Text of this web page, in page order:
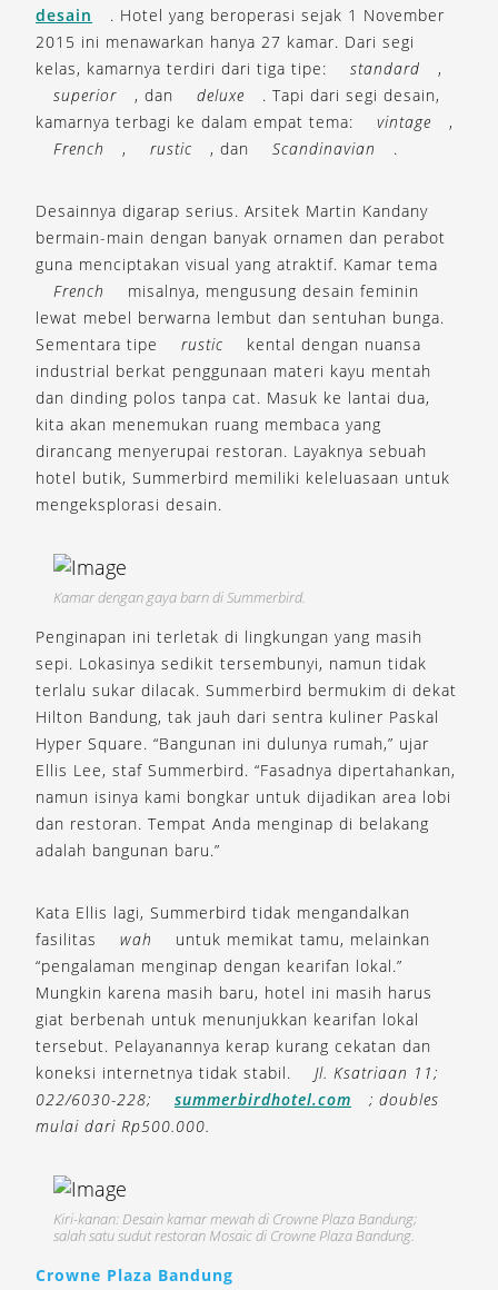
desain
. Hotel yang beroperasi sejak 1 November
2015 ini menawarkan hanya 27 kamar. Dari segi
kelas, kamarnya terdiri dari tiga tipe:
standard
,
superior
, dan deluxe
. Tapi dari segi desain,
kamarnya terbagi ke dalam empat tema:
vintage
,
French
, rustic , dan Scandinavian .
Desainnya digarap serius. Arsitek Martin Kandany
bermain-main dengan banyak ornamen dan perabot
guna menciptakan visual yang atraktif. Kamar tema
French
misalnya, mengusung desain feminin
lewat mebel berwarna lembut dan sentuhan bunga.
Sementara tipe
rustic
kental dengan nuansa
industrial berkat penggunaan materi kayu mentah
dan dinding polos tanpa cat. Masuk ke lantai dua,
kita akan menemukan ruang membaca yang
dirancang menyerupai restoran. Layaknya sebuah
hotel butik, Summerbird memiliki keleluasaan untuk
mengeksplorasi desain.
Kamar dengan gaya barn di Summerbird.
Penginapan ini terletak di lingkungan yang masih
sepi. Lokasinya sedikit tersembunyi, namun tidak
terlalu sukar dilacak. Summerbird bermukim di dekat
Hilton Bandung, tak jauh dari sentra kuliner Paskal
Hyper Square. “Bangunan ini dulunya rumah,” ujar
Ellis Lee, staf Summerbird. “Fasadnya dipertahankan,
namun isinya kami bongkar untuk dijadikan area lobi
dan restoran. Tempat Anda menginap di belakang
adalah bangunan baru.”
Kata Ellis lagi, Summerbird tidak mengandalkan
fasilitas
wah
untuk memikat tamu, melainkan
“pengalaman menginap dengan kearifan lokal.”
Mungkin karena masih baru, hotel ini masih harus
giat berbenah untuk menunjukkan kearifan lokal
tersebut. Pelayanannya kerap kurang cekatan dan
koneksi internetnya tidak stabil.
Jl. Ksatriaan 11;
022/6030-228;
summerbirdhotel.com
; doubles
mulai dari Rp500.000.
Kiri-kanan: Desain kamar mewah di Crowne Plaza Bandung;
salah satu sudut restoran Mosaic di Crowne Plaza Bandung.
Crowne Plaza Bandung